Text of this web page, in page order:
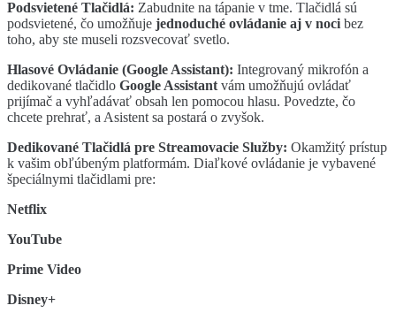
Podsvietené Tlačidlá: Zabudnite na tápanie v tme. Tlačidlá sú
podsvietené, čo umožňuje jednoduché ovládanie aj v noci bez
toho, aby ste museli rozsvecovať svetlo.
Hlasové Ovládanie (Google Assistant): Integrovaný mikrofón a
dedikované tlačidlo Google Assistant vám umožňujú ovládať
prijímač a vyhľadávať obsah len pomocou hlasu. Povedzte, čo
chcete prehrať, a Asistent sa postará o zvyšok.
Dedikované Tlačidlá pre Streamovacie Služby: Okamžitý prístup
k vašim obľúbeným platformám. Diaľkové ovládanie je vybavené
špeciálnymi tlačidlami pre:
Netflix
YouTube
Prime Video
Disney+